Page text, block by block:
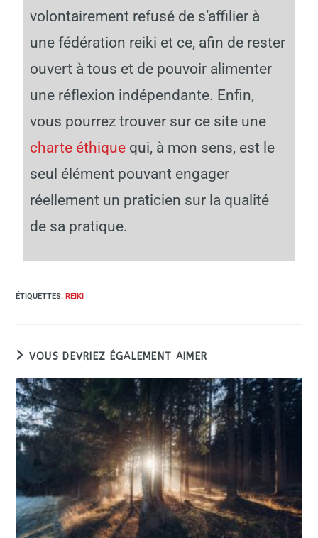
volontairement refusé de s’affilier à
une fédération reiki et ce, afin de rester
ouvert à tous et de pouvoir alimenter
une réflexion indépendante. Enfin,
vous pourrez trouver sur ce site une
charte éthique qui, à mon sens, est le
seul élément pouvant engager
réellement un praticien sur la qualité
de sa pratique.
ÉTIQUETTES: REIKI
VOUS DEVRIEZ ÉGALEMENT AIMER